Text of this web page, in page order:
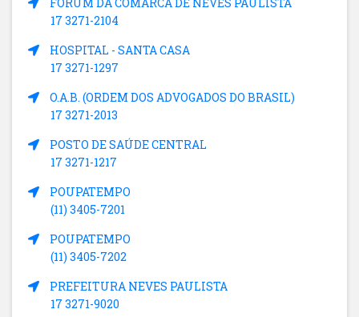
17 3271-2104
HOSPITAL - SANTA CASA
17 3271-1297
O.A.B. (ORDEM DOS ADVOGADOS DO BRASIL)
17 3271-2013
POSTO DE SAÚDE CENTRAL
17 3271-1217
POUPATEMPO
(11) 3405-7201
POUPATEMPO
(11) 3405-7202
PREFEITURA NEVES PAULISTA
17 3271-9020